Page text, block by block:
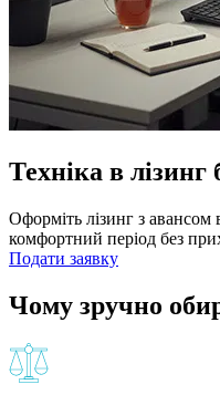
Техніка в лізинг
Оформіть лізинг з авансом
комфортний період без
Подати заявку
Чому зручно